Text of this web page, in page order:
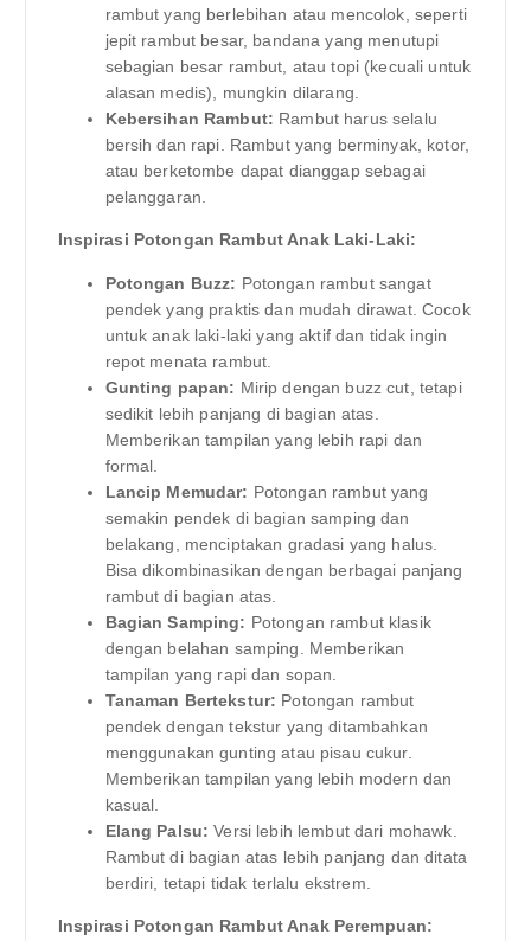
rambut yang berlebihan atau mencolok, seperti
jepit rambut besar, bandana yang menutupi
sebagian besar rambut, atau topi (kecuali untuk
alasan medis), mungkin dilarang.
Kebersihan Rambut: Rambut harus selalu
bersih dan rapi. Rambut yang berminyak, kotor,
atau berketombe dapat dianggap sebagai
pelanggaran.
Inspirasi Potongan Rambut Anak Laki-Laki:
Potongan Buzz: Potongan rambut sangat
pendek yang praktis dan mudah dirawat. Cocok
untuk anak laki-laki yang aktif dan tidak ingin
repot menata rambut.
Gunting papan: Mirip dengan buzz cut, tetapi
sedikit lebih panjang di bagian atas.
Memberikan tampilan yang lebih rapi dan
formal.
Lancip Memudar: Potongan rambut yang
semakin pendek di bagian samping dan
belakang, menciptakan gradasi yang halus.
Bisa dikombinasikan dengan berbagai panjang
rambut di bagian atas.
Bagian Samping: Potongan rambut klasik
dengan belahan samping. Memberikan
tampilan yang rapi dan sopan.
Tanaman Bertekstur: Potongan rambut
pendek dengan tekstur yang ditambahkan
menggunakan gunting atau pisau cukur.
Memberikan tampilan yang lebih modern dan
kasual.
Elang Palsu: Versi lebih lembut dari mohawk.
Rambut di bagian atas lebih panjang dan ditata
berdiri, tetapi tidak terlalu ekstrem.
Inspirasi Potongan Rambut Anak Perempuan: